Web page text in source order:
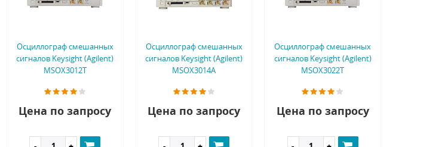
Осциллограф смешанных
сигналов Keysight (Agilent)
MSOX3012T
Цена по запросу
Осциллограф смешанных
сигналов Keysight (Agilent)
MSOX3014A
Цена по запросу
Осциллограф смешанных
сигналов Keysight (Agilent)
MSOX3022T
Цена по запросу